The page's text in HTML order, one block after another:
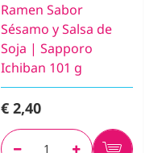
Ramen Sabor
Sésamo y Salsa de
Soja | Sapporo
Ichiban 101 g
€ 2,40